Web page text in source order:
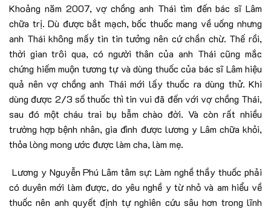
Khoảng năm 2007, vợ chồng anh Thái tìm đến bác sĩ Lâm
chữa trị. Dù được bắt mạch, bốc thuốc mang về uống nhưng
anh Thái không mấy tin tin tưởng nên cứ chần chừ. Thế rồi,
thời gian trôi qua, có người thân của anh Thái cũng mắc
chứng hiếm muộn tương tự và dùng thuốc của bác sĩ Lâm hiệu
quả nên vợ chồng anh Thái mới lấy thuốc ra dùng thử. Khi
dùng được 2/3 số thuốc thì tin vui đã đến với vợ chồng Thái,
sau đó một cháu trai bụ bẫm chào đời. Và còn rất nhiều
trường hợp bệnh nhân, gia đình được lương y Lâm chữa khỏi,
thỏa lòng mong ước được làm cha, làm mẹ.
Lương y Nguyễn Phú Lâm tâm sự: Làm nghề thầy thuốc phải
có duyên mới làm được, do yêu nghề y từ nhỏ và am hiểu về
thuốc nên anh quyết định tự nghiên cứu sâu hơn trong lĩnh